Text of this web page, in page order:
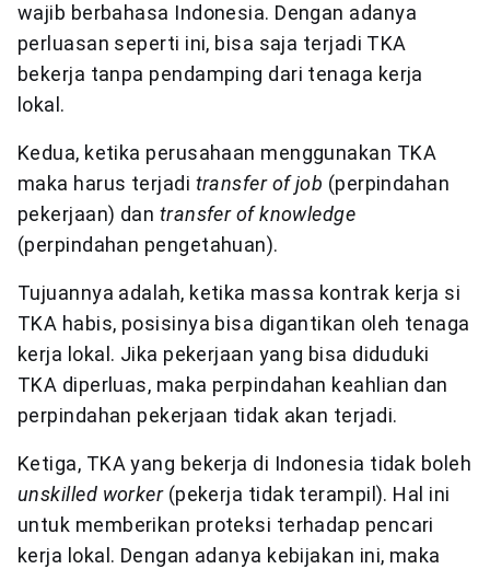
wajib berbahasa Indonesia. Dengan adanya
perluasan seperti ini, bisa saja terjadi TKA
bekerja tanpa pendamping dari tenaga kerja
lokal.
Kedua, ketika perusahaan menggunakan TKA
maka harus terjadi transfer of job (perpindahan
pekerjaan) dan transfer of knowledge
(perpindahan pengetahuan).
Tujuannya adalah, ketika massa kontrak kerja si
TKA habis, posisinya bisa digantikan oleh tenaga
kerja lokal. Jika pekerjaan yang bisa diduduki
TKA diperluas, maka perpindahan keahlian dan
perpindahan pekerjaan tidak akan terjadi.
Ketiga, TKA yang bekerja di Indonesia tidak boleh
unskilled worker(pekerja tidak terampil). Hal ini
untuk memberikan proteksi terhadap pencari
kerja lokal. Dengan adanya kebijakan ini, maka